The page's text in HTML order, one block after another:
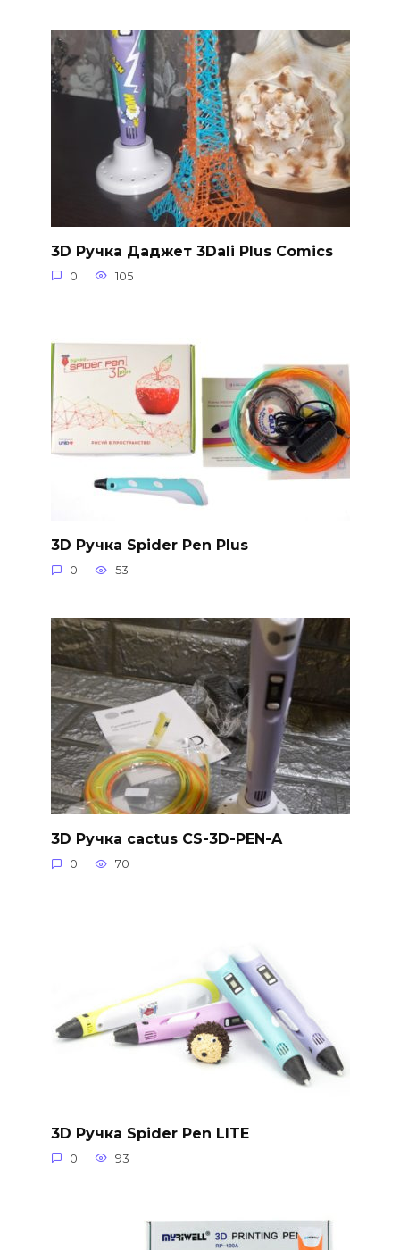
3D Ручка Даджет 3Dali Plus Comics
0 105
3D Ручка Spider Pen Plus
0 53
3D Ручка cactus CS-3D-PEN-A
0 70
3D Ручка Spider Pen LITE
0 93